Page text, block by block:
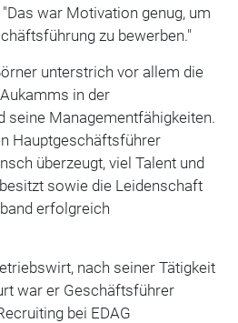
war Motivation genug, um
zu bewerben."
unterstrich vor allem die
in der
seine Managementfähigkeiten.
Hauptgeschäftsführer
überzeugt, viel Talent und
sowie die Leidenschaft
erfolgreich
nach seiner Tätigkeit
war er Geschäftsführer
bei EDAG